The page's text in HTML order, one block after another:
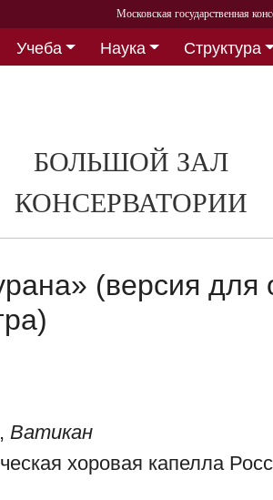
Московская государственная
Учеба Наука Структура
БОЛЬШОЙ ЗАЛ
КОНСЕРВАТОРИИ
(версия для
Ватикан
хоровая капелла